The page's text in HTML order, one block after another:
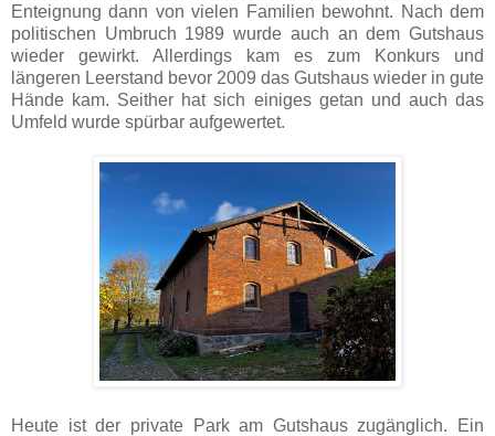
Enteignung dann von vielen Familien bewohnt. Nach dem
politischen Umbruch 1989 wurde auch an dem Gutshaus
wieder gewirkt. Allerdings kam es zum Konkurs und
längeren Leerstand bevor 2009 das Gutshaus wieder in gute
Hände kam. Seither hat sich einiges getan und auch das
Umfeld wurde spürbar aufgewertet.
Heute ist der private Park am Gutshaus zugänglich. Ein